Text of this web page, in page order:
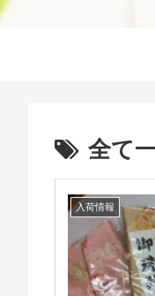
全て
入荷情報